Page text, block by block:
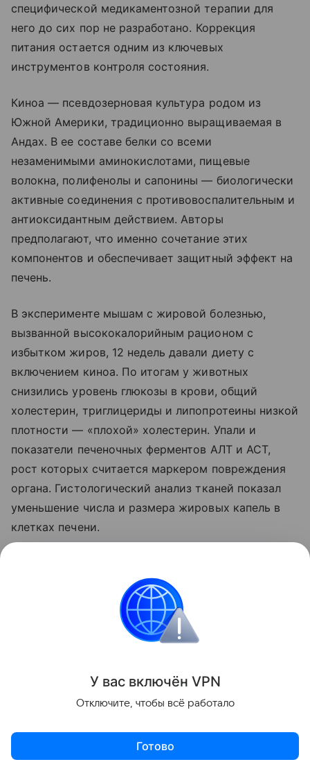
специфической медикаментозной терапии для
него до сих пор не разработано. Коррекция
питания остается одним из ключевых
инструментов контроля состояния.
Киноа — псевдозерновая культура родом из
Южной Америки, традиционно выращиваемая в
Андах. В ее составе белки со всеми
незаменимыми аминокислотами, пищевые
волокна, полифенолы и сапонины — биологически
активные соединения с противовоспалительным и
антиоксидантным действием. Авторы
предполагают, что именно сочетание этих
компонентов и обеспечивает защитный эффект на
печень.
В эксперименте мышам с жировой болезнью,
вызванной высококалорийным рационом с
избытком жиров, 12 недель давали диету с
включением киноа. По итогам у животных
снизились уровень глюкозы в крови, общий
холестерин, триглицериды и липопротеины низкой
плотности — «плохой» холестерин. Упали и
показатели печеночных ферментов АЛТ и АСТ,
рост которых считается маркером повреждения
органа. Гистологический анализ тканей показал
уменьшение числа и размера жировых капель в
клетках печени.
У вас включён VPN
Отключите, чтобы всё работало
Готово